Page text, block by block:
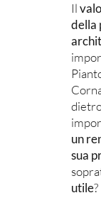
Il
della
un
sua
utile?